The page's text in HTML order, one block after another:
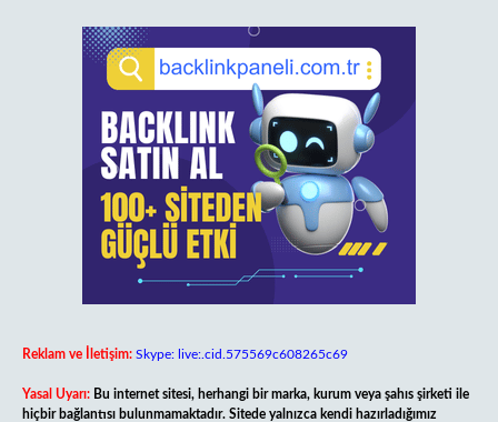
Reklam ve İletişim: Skype: live:.cid.575569c608265c69
Yasal Uyarı: Bu internet sitesi, herhangi bir marka, kurum veya şahıs şirketi ile
hiçbir bağlantısı bulunmamaktadır. Sitede yalnızca kendi hazırladığımız